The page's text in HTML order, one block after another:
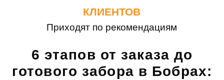
КЛИЕНТОВ
Приходят по рекомендациям
6 этапов от заказа до
готового забора в Бобрах: